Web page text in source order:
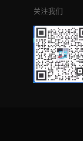
关注我们